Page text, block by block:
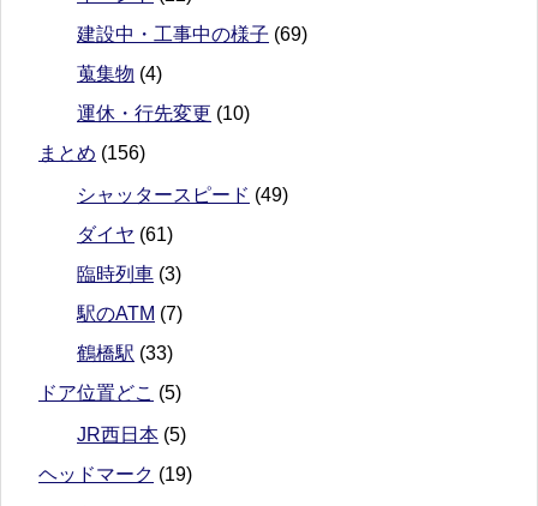
建設中・工事中の様子 (69)
蒐集物 (4)
運休・行先変更 (10)
まとめ (156)
シャッタースピード (49)
ダイヤ (61)
臨時列車 (3)
駅のATM (7)
鶴橋駅 (33)
ドア位置どこ (5)
JR西日本 (5)
ヘッドマーク (19)